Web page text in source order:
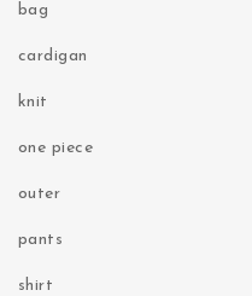
bag
cardigan
knit
one piece
outer
pants
shirt